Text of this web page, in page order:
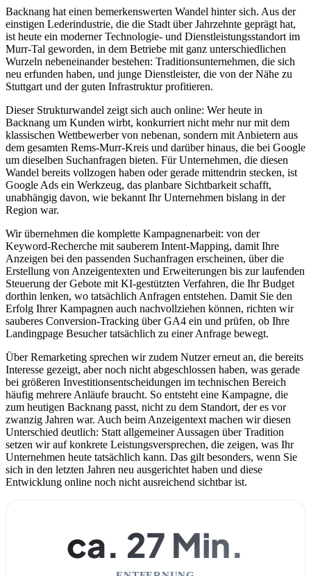
Backnang hat einen bemerkenswerten Wandel hinter sich. Aus der
einstigen Lederindustrie, die die Stadt über Jahrzehnte geprägt hat,
ist heute ein moderner Technologie- und Dienstleistungsstandort im
Murr-Tal geworden, in dem Betriebe mit ganz unterschiedlichen
Wurzeln nebeneinander bestehen: Traditionsunternehmen, die sich
neu erfunden haben, und junge Dienstleister, die von der Nähe zu
Stuttgart und der guten Infrastruktur profitieren.
Dieser Strukturwandel zeigt sich auch online: Wer heute in
Backnang um Kunden wirbt, konkurriert nicht mehr nur mit dem
klassischen Wettbewerber von nebenan, sondern mit Anbietern aus
dem gesamten Rems-Murr-Kreis und darüber hinaus, die bei Google
um dieselben Suchanfragen bieten. Für Unternehmen, die diesen
Wandel bereits vollzogen haben oder gerade mittendrin stecken, ist
Google Ads ein Werkzeug, das planbare Sichtbarkeit schafft,
unabhängig davon, wie bekannt Ihr Unternehmen bislang in der
Region war.
Wir übernehmen die komplette Kampagnenarbeit: von der
Keyword-Recherche mit sauberem Intent-Mapping, damit Ihre
Anzeigen bei den passenden Suchanfragen erscheinen, über die
Erstellung von Anzeigentexten und Erweiterungen bis zur laufenden
Steuerung der Gebote mit KI-gestützten Verfahren, die Ihr Budget
dorthin lenken, wo tatsächlich Anfragen entstehen. Damit Sie den
Erfolg Ihrer Kampagnen auch nachvollziehen können, richten wir
sauberes Conversion-Tracking über GA4 ein und prüfen, ob Ihre
Landingpage Besucher tatsächlich zu einer Anfrage bewegt.
Über Remarketing sprechen wir zudem Nutzer erneut an, die bereits
Interesse gezeigt, aber noch nicht abgeschlossen haben, was gerade
bei größeren Investitionsentscheidungen im technischen Bereich
häufig mehrere Anläufe braucht. So entsteht eine Kampagne, die
zum heutigen Backnang passt, nicht zu dem Standort, der es vor
zwanzig Jahren war. Auch beim Anzeigentext machen wir diesen
Unterschied deutlich: Statt allgemeiner Aussagen über Tradition
setzen wir auf konkrete Leistungsversprechen, die zeigen, was Ihr
Unternehmen heute tatsächlich kann. Das gilt besonders, wenn Sie
sich in den letzten Jahren neu ausgerichtet haben und diese
Entwicklung online noch nicht ausreichend sichtbar ist.
ca. 27 Min.